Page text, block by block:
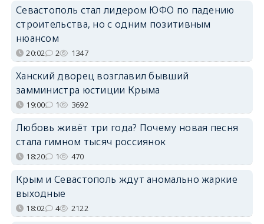
Севастополь стал лидером ЮФО по падению
строительства, но с одним позитивным
нюансом
20:02 2 1347
Ханский дворец возглавил бывший
замминистра юстиции Крыма
19:00 1 3692
Любовь живёт три года? Почему новая песня
стала гимном тысяч россиянок
18:20 1 470
Крым и Севастополь ждут аномально жаркие
выходные
18:02 4 2122